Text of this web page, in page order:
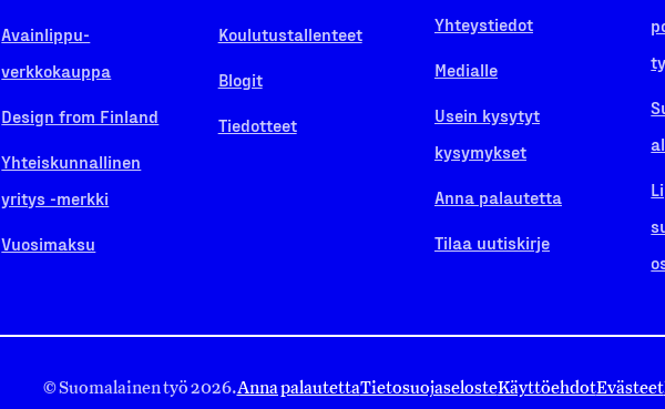
Avainlippu-
verkkokauppa
Design from Finland
Yhteiskunnallinen
yritys -merkki
Vuosimaksu
Koulutustallenteet
Blogit
Tiedotteet
Yhteystiedot
Medialle
Usein kysytyt
kysymykset
Anna palautetta
Tilaa uutiskirje
© Suomalainen työ 2026.Anna palautettaTietosuojaselosteKäyttöehdotEvästeet